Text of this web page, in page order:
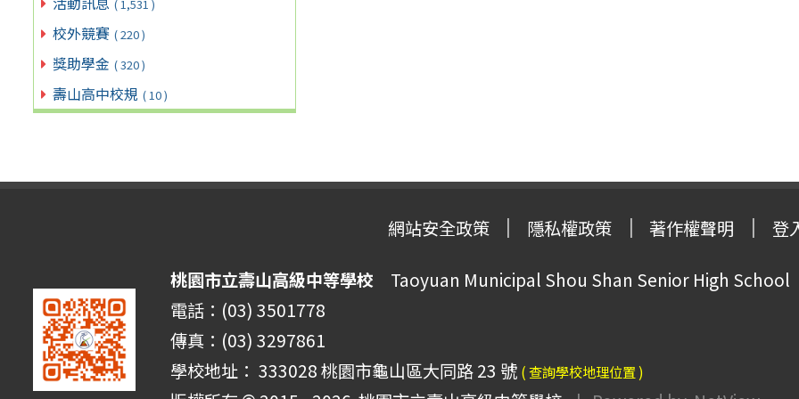
( 1,531 )
校外競賽 ( 220 )
獎助學金 ( 320 )
壽山高中校規 ( 10 )
網站安全政策 隱私權政策 著作權聲明 登
桃園市立壽山高級中等學校 Taoyuan Municipal Shou Shan Senior High School
電話：(03) 3501778
傳真：(03) 3297861
學校地址： 333028 桃園市龜山區大同路 23 號 ( 查詢學校地理位置 )